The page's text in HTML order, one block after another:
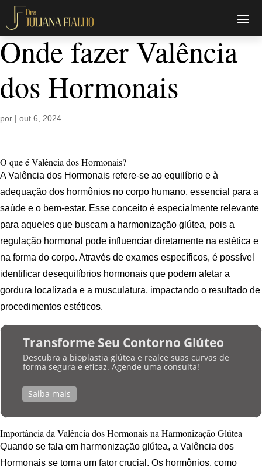
Onde fazer Valência
dos Hormonais
por | out 6, 2024
O que é Valência dos Hormonais?
A Valência dos Hormonais refere-se ao equilíbrio e à
adequação dos hormônios no corpo humano, essencial para a
saúde e o bem-estar. Esse conceito é especialmente relevante
para aqueles que buscam a harmonização glútea, pois a
regulação hormonal pode influenciar diretamente na estética e
na forma do corpo. Através de exames específicos, é possível
identificar desequilíbrios hormonais que podem afetar a
gordura localizada e a musculatura, impactando o resultado de
procedimentos estéticos.
Transforme Seu Contorno Glúteo
Descubra a bioplastia glútea e realce suas curvas de
forma segura e eficaz. Agende uma consulta!
Saiba mais
Importância da Valência dos Hormonais na Harmonização Glútea
Quando se fala em harmonização glútea, a Valência dos
Hormonais se torna um fator crucial. Os hormônios, como